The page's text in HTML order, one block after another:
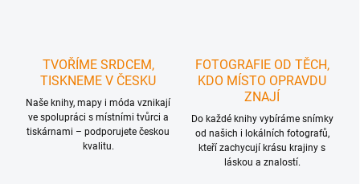
TVOŘÍME SRDCEM,
TISKNEME V ČESKU
Naše knihy, mapy i móda vznikají
ve spolupráci s místními tvůrci a
tiskárnami – podporujete českou
kvalitu.
FOTOGRAFIE OD TĚCH,
KDO MÍSTO OPRAVDU
ZNAJÍ
Do každé knihy vybíráme snímky
od našich i lokálních fotografů,
kteří zachycují krásu krajiny s
láskou a znalostí.